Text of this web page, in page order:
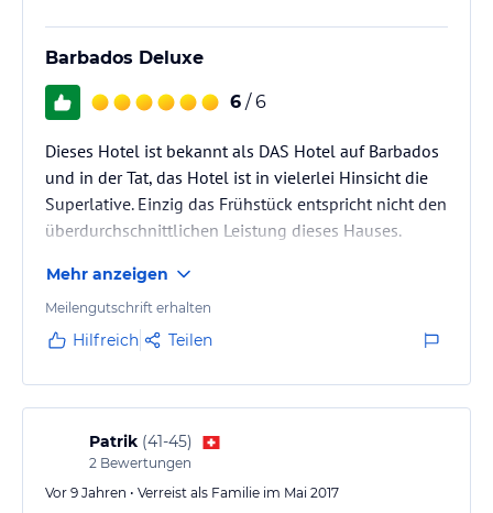
Barbados Deluxe
6 / 6
Dieses Hotel ist bekannt als DAS Hotel auf Barbados
und in der Tat, das Hotel ist in vielerlei Hinsicht die
Superlative. Einzig das Frühstück entspricht nicht den
überdurchschnittlichen Leistung dieses Hauses.
Mehr anzeigen
Meilengutschrift erhalten
Hilfreich Teilen
Patrik (41-45)
2 Bewertungen
Vor 9 Jahren • Verreist als Familie im Mai 2017